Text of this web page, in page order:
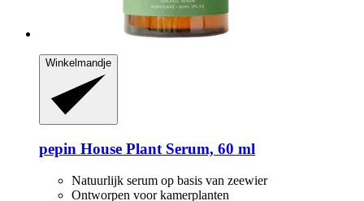
Winkelmandje
pepin House Plant Serum, 60 ml
Natuurlijk serum op basis van zeewier
Ontworpen voor kamerplanten